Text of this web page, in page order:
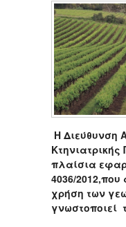
Η Διεύθυνση
πλαίσια
4036/
χρήση των
γνωστοποιεί